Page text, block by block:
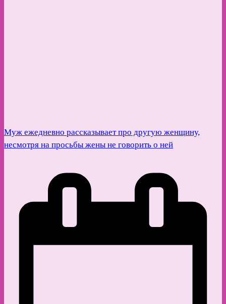
Муж ежедневно рассказывает про другую женщину,
несмотря на просьбы жены не говорить о ней